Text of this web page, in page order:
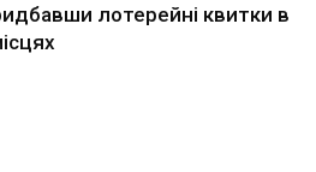
лотерейні квитки в